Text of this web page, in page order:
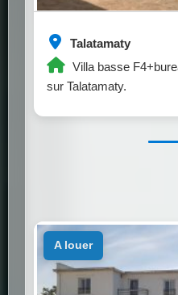
Talatamaty
Villa basse
sur Talatamaty.
a louer